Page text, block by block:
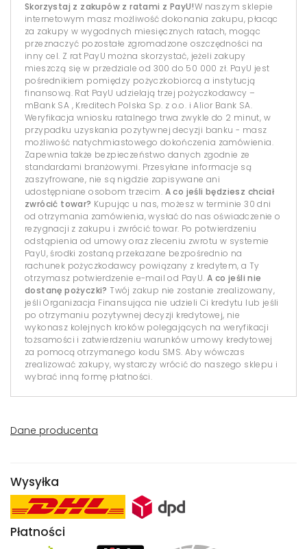
Skorzystaj z zakupów z ratami z PayU!W naszym sklepie
internetowym masz możliwość dokonania zakupu, płacąc
za zakupy w wygodnych miesięcznych ratach, mogąc
przeznaczyć pozostałe zgromadzone oszczędności na
inny cel. Z rat PayU można skorzystać, jeżeli zakupy
mieszczą się w przedziale od 300 do 50 000 zł. PayU jest
pośrednikiem pomiędzy pożyczkobiorcą a instytucją
finansową. Rat PayU udzielają trzej pożyczkodawcy –
mBank SA , Kreditech Polska Sp. z o.o. i Alior Bank SA.
Weryfikacja wniosku ratalnego trwa zwykle do 2 minut, w
przypadku uzyskania pozytywnej decyzji banku - masz
możliwość natychmiastowego dokończenia zamówienia.
Zapewnia także bezpieczeństwo danych zgodnie ze
standardami branżowymi. Przesyłane informacje są
zaszyfrowane, nie są nigdzie zapisywane ani
udostępniane osobom trzecim. A co jeśli będziesz chciał
zwrócić towar? Kupując u nas, możesz w terminie 30 dni
od otrzymania zamówienia, wysłać do nas oświadczenie o
rezygnacji z zakupu i zwrócić towar. Po potwierdzeniu
odstąpienia od umowy oraz zleceniu zwrotu w systemie
PayU, środki zostaną przekazane bezpośrednio na
rachunek pożyczkodawcy powiązany z kredytem, a Ty
otrzymasz potwierdzenie e-mail od PayU. A co jeśli nie
dostanę pożyczki? Twój zakup nie zostanie zrealizowany,
jeśli Organizacja Finansująca nie udzieli Ci kredytu lub jeśli
po otrzymaniu pozytywnej decyzji kredytowej, nie
wykonasz kolejnych kroków polegających na weryfikacji
tożsamości i zatwierdzeniu warunków umowy kredytowej
za pomocą otrzymanego kodu SMS. Aby wówczas
zrealizować zakupy, wystarczy wrócić do naszego sklepu i
wybrać inną formę płatności.
Dane producenta
Wysyłka
Płatności